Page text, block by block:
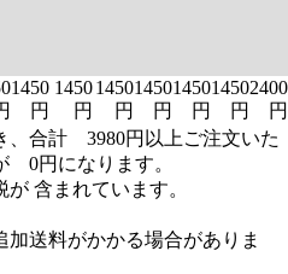
1450
円
1450
円
1450
円
1450
円
1450
円
1450
円
2400
円
、合計 3980円以上ご注文いた
0円になります。
含まれています。
加送料がかかる場合がありま